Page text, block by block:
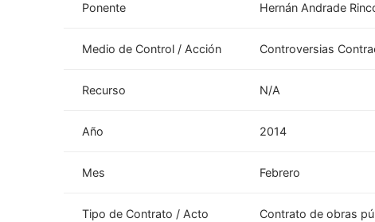
Ponente Hernán Andrade
Medio de Control / Acción Controversias
Recurso N/A
Año 2014
Mes Febrero
Tipo de Contrato / Acto
Contrato de obras